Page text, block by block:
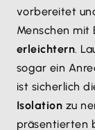
vorbereitet
Menschen mit
erleichtern.
sogar ein
ist sicherlich
Isolation zu
präsentierten